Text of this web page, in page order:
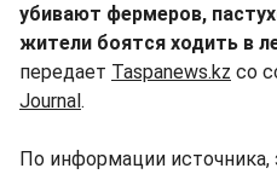
убивают фермеров,
жители боятся ходить в
передает Taspanews.kz со
Journal.
По информации источника,